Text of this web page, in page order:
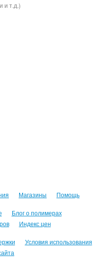
и т.д.)
Магазины Помощь
Блог о полимерах
Индекс цен
Условия использования